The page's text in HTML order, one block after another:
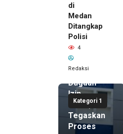
di
Medan
Ditangkap
Polisi
4
Redaksi
Kategori 1
2 jam lalu
Kepala
DPMPTSP
Deli
Serdang
Bantah
Terlibat
Dugaan
Izin
Palsu,
Tegaskan
Proses